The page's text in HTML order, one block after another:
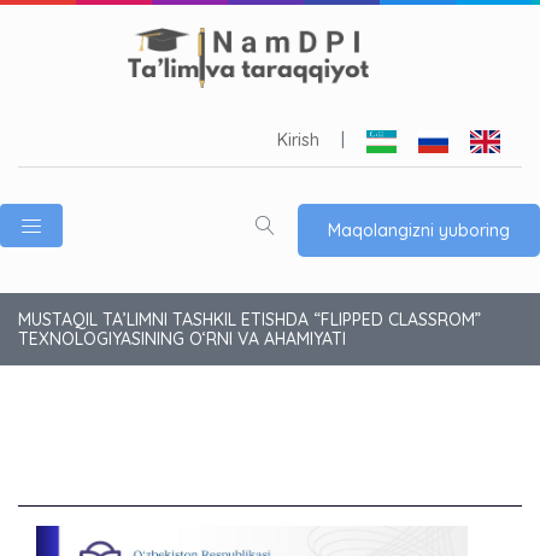
Kirish
Maqolangizni yuboring
MUSTAQIL TA’LIMNI TASHKIL ETISHDA “FLIPPED CLASSROM”
TEXNOLOGIYASINING O‘RNI VA AHAMIYATI